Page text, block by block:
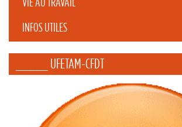
INFOS UTILES
_____ UFETAM-CFDT